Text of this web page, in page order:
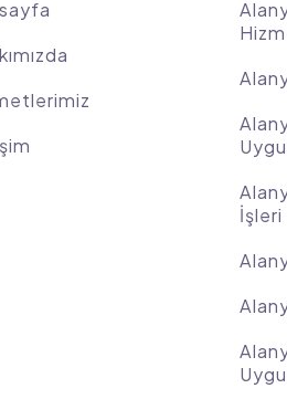
İşleri